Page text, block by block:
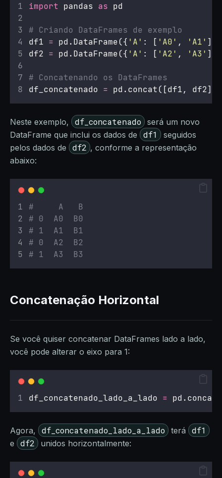
import pandas as pd
# Criando DataFrames de exemplo
df1 = pd.DataFrame({ ' A ' : [ ' A0 ' , ' A1 ' ],
df2 = pd.DataFrame({ ' A ' : [ ' A2 ' , ' A3 ' ],
# Concatenando os DataFrames
df_concatenado = pd.concat([df1, df2])
Neste exemplo, df_concatenado será um novo
DataFrame que inclui os dados de
df1
seguidos
pelos dados de
df2 , conforme a representação
abaixo:
#     A   B
# 0  A0  B0
# 1  A1  B1
# 0  A2  B2
# 1  A3  B3
Concatenação Horizontal
Se você quiser concatenar DataFrames lado a lado,
você pode alterar o eixo para 1:
df_concatenado_lado_a_lado =
Agora, df_concatenado_lado_a_lado terá df1
e df2 unidos horizontalmente: